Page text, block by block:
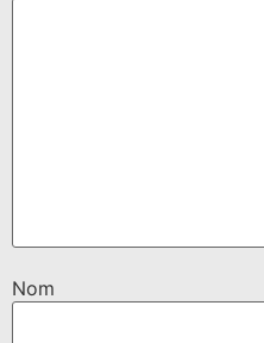
Nom